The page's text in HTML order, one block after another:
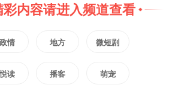
彩内容请进入频道查看
政情 地方 微短剧
悦读 播客 萌宠